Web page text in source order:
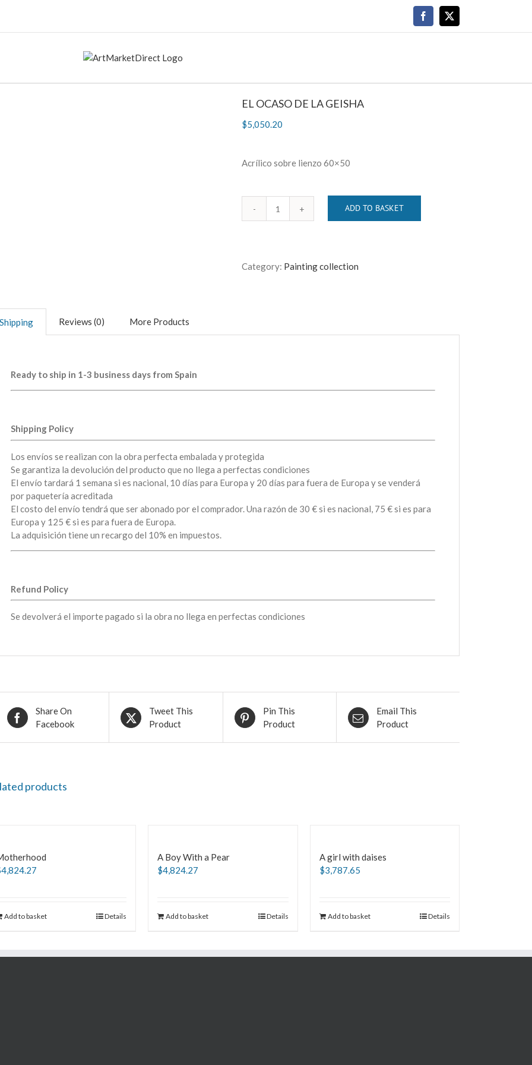
Facebook
EL OCASO DE LA GEISHA
$5,050.20
Acrílico sobre lienzo 60×50
EL
GEISHA
ADD TO BASKET
Category: Painting collection
Shipping Reviews (0) More Products
Ready to ship in 1-3 business days from Spain
Shipping Policy
Los envíos se realizan con la obra perfecta embalada y protegida
Se garantiza la devolución del producto que no llega a perfectas condiciones
El envío tardará 1 semana si es nacional, 10 días para Europa y 20 días para fuera de Europa y se venderá
por paquetería acreditada
El costo del envío tendrá que ser abonado por el comprador. Una razón de 30 € si es nacional, 75 € si es para
Europa y 125 € si es para fuera de Europa.
La adquisición tiene un recargo del 10% en impuestos.
Refund Policy
Se devolverá el importe pagado si la obra no llega en perfectas condiciones
Share On
Facebook
Tweet This
Product
Pin This
Product
Email This
Product
products
4,824.27
Add to basket Details
A Boy With a Pear
$4,824.27
Add to basket Details
A girl with daises
$3,787.65
Add to basket Details